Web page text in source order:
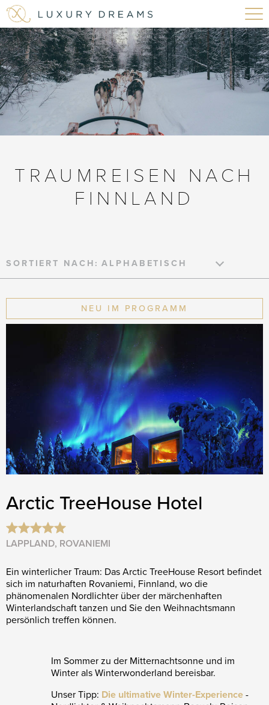
TRAUMREISEN NACH
FINNLAND
SORTIERT NACH:
NEU IM PROGRAMM
Arctic TreeHouse Hotel
LAPPLAND, ROVANIEMI
Ein winterlicher Traum: Das Arctic TreeHouse Resort befindet
sich im naturhaften Rovaniemi, Finnland, wo die
phänomenalen Nordlichter über der märchenhaften
Winterlandschaft tanzen und Sie den Weihnachtsmann
persönlich treffen können.
Im Sommer zu der Mitternachtsonne und im
Winter als Winterwonderland bereisbar.
Unser Tipp: Die ultimative Winter-Experience -